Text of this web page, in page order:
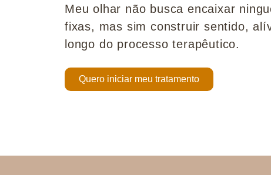
Meu olhar não busca encaixar
fixas, mas sim construir sentido,
longo do processo terapêutico.
Quero iniciar meu tratamento